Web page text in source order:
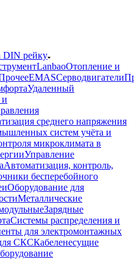
DIN рейку
LanbaoОтопление и
EMASCерводвигатели
Удаленный
и
среднего напряжения
систем учёта и
микроклимата в
Управление
Автоматизация, контроль,
бесперебойного
Оборудование для
Металлические
Зарядные
Системы распределения и
для электромонтажных
СКСКабеленесущие